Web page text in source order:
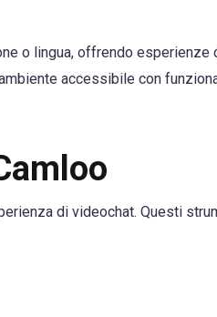
o lingua, offrendo esperienze
accessibile con
di videochat. Questi